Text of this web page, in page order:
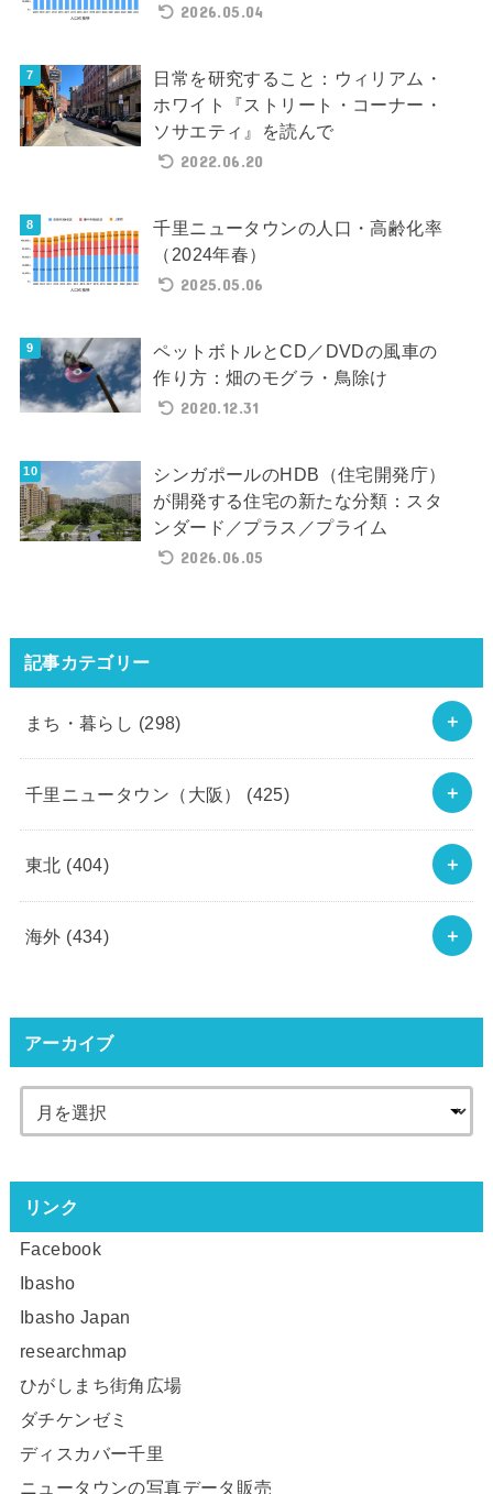
2026.05.04
日常を研究すること：ウィリアム・
ホワイト『ストリート・コーナー・
ソサエティ』を読んで
2022.06.20
千里ニュータウンの人口・高齢化率
（2024年春）
2025.05.06
ペットボトルとCD／DVDの風車の
作り方：畑のモグラ・鳥除け
2020.12.31
シンガポールのHDB（住宅開発庁）
が開発する住宅の新たな分類：スタ
ンダード／プラス／プライム
2026.06.05
記事カテゴリー
まち・暮らし (298)
千里ニュータウン（大阪） (425)
東北 (404)
海外 (434)
アーカイブ
リンク
Facebook
Ibasho
Ibasho Japan
researchmap
ひがしまち街角広場
ダチケンゼミ
ディスカバー千里
ニュータウンの写真データ販売